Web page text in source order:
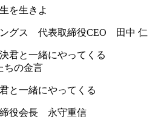
を生きよ
ングス 代表取締役CEO 田中 仁
ちの金言
と一緒にやってくる
役会長 永守重信